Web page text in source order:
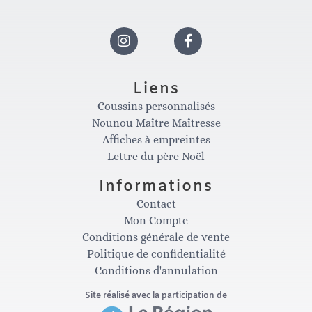
I
n
s
t
a
g
r
F
c
e
b
o
o
Liens
Coussins personnalisés
Nounou Maître Maîtresse
Affiches à empreintes
Lettre du père Noël
Informations
Contact
Mon Compte
Conditions générale de vente
Politique de confidentialité
Conditions d'annulation
Site réalisé avec la participation de